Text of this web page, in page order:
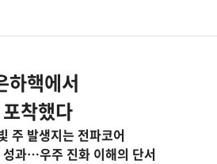
하핵에서
착했다
주 발생지는 전파코어
과…우주 진화 이해의 단서